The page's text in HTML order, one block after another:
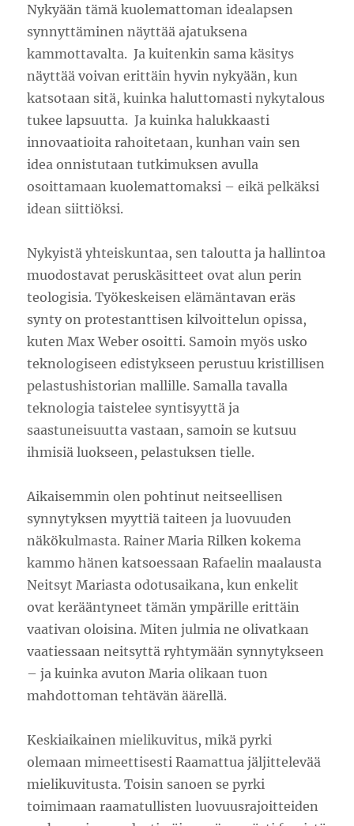
Nykyään tämä kuolemattoman idealapsen
synnyttäminen näyttää ajatuksena
kammottavalta. Ja kuitenkin sama käsitys
näyttää voivan erittäin hyvin nykyään, kun
katsotaan sitä, kuinka haluttomasti nykytalous
tukee lapsuutta. Ja kuinka halukkaasti
innovaatioita rahoitetaan, kunhan vain sen
idea onnistutaan tutkimuksen avulla
osoittamaan kuolemattomaksi – eikä pelkäksi
idean siittiöksi.
Nykyistä yhteiskuntaa, sen taloutta ja hallintoa
muodostavat peruskäsitteet ovat alun perin
teologisia. Työkeskeisen elämäntavan eräs
synty on protestanttisen kilvoittelun opissa,
kuten Max Weber osoitti. Samoin myös usko
teknologiseen edistykseen perustuu kristillisen
pelastushistorian mallille. Samalla tavalla
teknologia taistelee syntisyyttä ja
saastuneisuutta vastaan, samoin se kutsuu
ihmisiä luokseen, pelastuksen tielle.
Aikaisemmin olen pohtinut neitseellisen
synnytyksen myyttiä taiteen ja luovuuden
näkökulmasta. Rainer Maria Rilken kokema
kammo hänen katsoessaan Rafaelin maalausta
Neitsyt Mariasta odotusaikana, kun enkelit
ovat kerääntyneet tämän ympärille erittäin
vaativan oloisina. Miten julmia ne olivatkaan
vaatiessaan neitsyttä ryhtymään synnytykseen
– ja kuinka avuton Maria olikaan tuon
mahdottoman tehtävän äärellä.
Keskiaikainen mielikuvitus, mikä pyrki
olemaan mimeettisesti Raamattua jäljittelevää
mielikuvitusta. Toisin sanoen se pyrki
toimimaan raamatullisten luovuusrajoitteiden